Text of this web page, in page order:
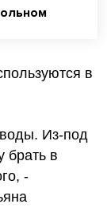
в
Из-под
брать в
-